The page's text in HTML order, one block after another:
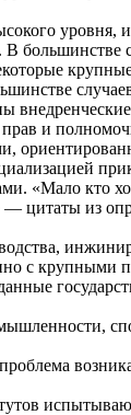
В большинстве
прав и
«Мало кто
— цитаты из
с